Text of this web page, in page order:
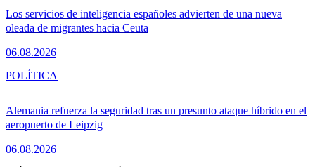
Los servicios de inteligencia españoles advierten de una nueva
oleada de migrantes hacia Ceuta
06.08.2026
Alemania refuerza la seguridad tras un presunto ataque híbrido en el
aeropuerto de Leipzig
06.08.2026
POLÍTICA